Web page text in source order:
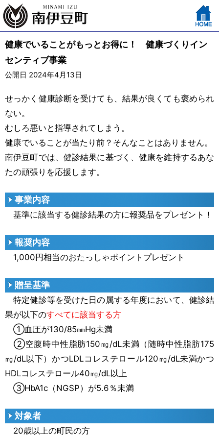
健康でいることがもっとお得に！ 健康づくりイン
センティブ事業
公開日 2024年4月13日
せっかく健康診断を受けても、結果が良くても褒められ
ない。
むしろ悪いと指導されてしまう。
健康でいることが当たり前？そんなことはありません。
南伊豆町では、健診結果に基づく、健康を維持するあな
たの頑張りを応援します。
事業内容
基準に該当する健診結果の方に報奨品をプレゼント！
報奨内容
1,000円相当のおたっしゃポイントプレゼント
贈呈基準
特定健診等を受けた日の属する年度において、健診結
果が以下のすべてに該当する方
①血圧が130/85㎜Hg未満
②空腹時中性脂肪150㎎/dL未満（随時中性脂肪175
㎎/dL以下）かつLDLコレステロール120㎎/dL未満かつ
HDLコレステロール40㎎/dL以上
③HbA1c（NGSP）が5.6％未満
対象者
20歳以上の町民の方